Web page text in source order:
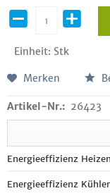
Einheit: Stk
Merken
Artikel-Nr.: 26423
Energieeffizienz
Energieeffizienz